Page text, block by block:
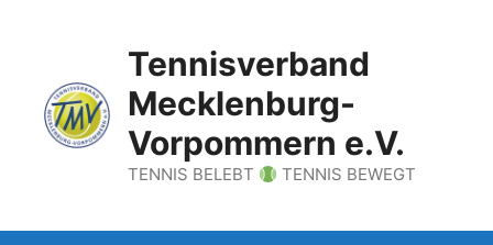
Tennisverband
Mecklenburg-
Vorpommern e.V.
TENNIS BELEBT TENNIS BEWEGT